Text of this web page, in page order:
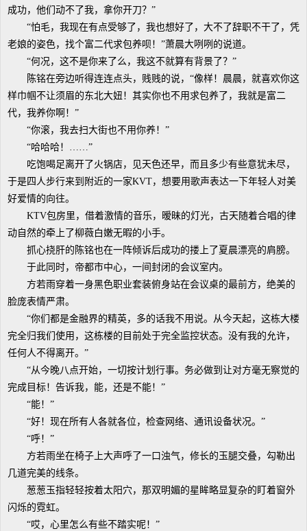
成功，他们动不了我，拿你开刀？”
“怕毛，我现在有点受够了，我也想好了，大不了辞职不干了，凭
老娘的姿色，找个富二代求包养呗！”萧晨大咧咧的说道。
“何况，这不是你来了么，我这不就算有背景了？”
陈铭在旁边听得连连点头，贱贱的说，“像样！晨晨，就喜欢你这
样巾帼不让须眉的东北大妞！其实你也不用求包养了，我就是富二
代，我养你啊！”
“你滚，我去扫大街也不用你养！”
“哈哈哈！……”
吃饱喝足离开了火锅店，见天色还早，而且多少有些意犹未尽，
于是四人步行来到附近的一家KVT，想要用歌声表达一下年轻人对美
好爱情的向往。
KTV包房里，借着激情的音乐，暧昧的灯光，古天随着合唱的律
动自然的牵上了柳薇白嫩无暇的小手。
抓心挠肝的陈铭也在一阵倾诉后成功的搂上了夏晨漂亮的肩膀。
于此同时，帝都市中心，一间封闭的会议室内。
方若雨穿着一身黑色职业套装俯身站在会议桌的最前方，绝美的
脸庞表情严肃。
“你们都是金融界的精英，多的话我不用说。从今天起，这栋大楼
完全归我们使用，这栋楼的目前处于完全监控状态。没有我的允许，
任何人不得离开。”
“从今晚八点开始，一切按计划行事。务必做到让对方毫无察觉的
完成目标！告诉我，能，还是不能！”
“能！”
“好！现在所有人各就各位，检查网络、通讯设备状况。”
“呼！”
方若雨坐在椅子上大声呼了一口浊气，修长的玉腿交叠，勾勒出
几道完美的线条。
葱葱玉指轻轻按着太阳穴，那双明媚的星眸略显复杂的盯着窗外
闪烁的霓虹。
“哎，心里怎么有些不踏实呢！”